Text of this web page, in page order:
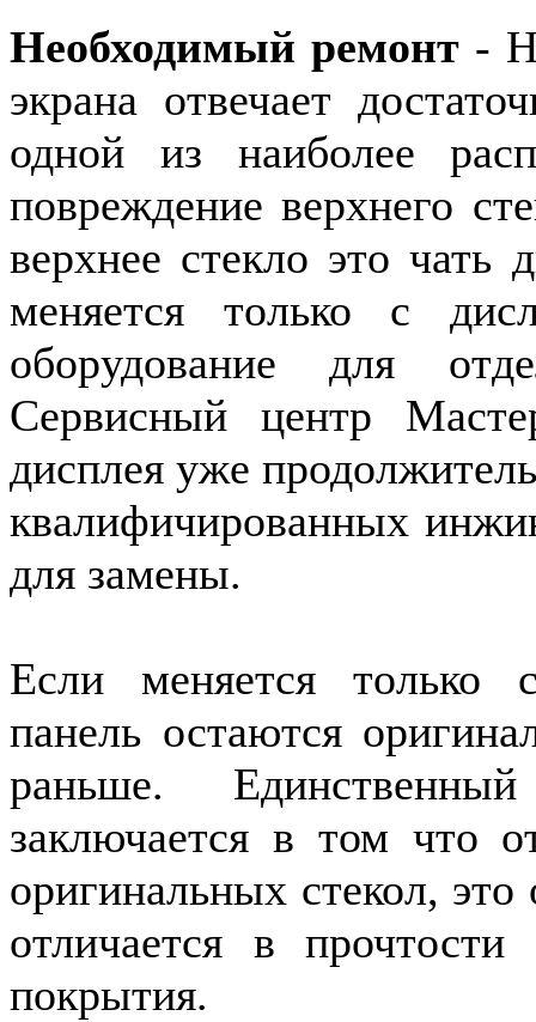
Необходимый ремонт-
экрана отвечает
одной из наиболее
повреждение верхнего
верхнее стекло это чать
меняется только с
оборудование для
Сервисный центр
дисплея уже
квалифичированных
для замены.
Если меняется только
панель остаются
раньше.
заключается в том что
оригинальных стекол, это
отличается в
покрытия.